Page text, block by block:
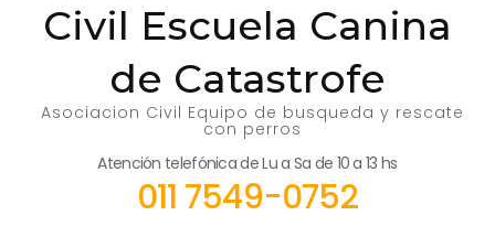
Civil Escuela Canina
de Catastrofe
Asociacion Civil Equipo de busqueda y rescate
con perros
Atención telefónica de Lu a Sa de 10 a 13 hs
011 7549-0752